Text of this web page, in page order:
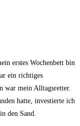
erstes Wochenbett bin
ein richtiges
war mein Alltagsretter.
hatte, investierte ich
den Sand.